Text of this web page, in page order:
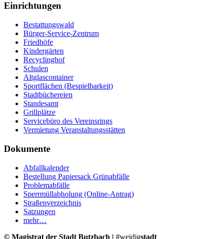
Einrichtungen
Bestattungswald
Bürger-Service-Zentrum
Friedhöfe
Kindergärten
Recyclinghof
Schulen
Altglascontainer
Sportflächen (Bespielbarkeit)
Stadtbüchereien
Standesamt
Grillplätze
Servicebüro des Vereinsrings
Vermietung Veranstaltungsstätten
Dokumente
Abfallkalender
Bestellung Papiersack Grünabfälle
Problemabfälle
Sperrmüllabholung (Online-Antrag)
Straßenverzeichnis
Satzungen
mehr…
© Magistrat der Stadt Butzbach | #weidigstadt